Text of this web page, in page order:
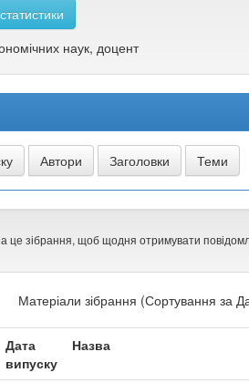
наук, доцент
це зібрання, щоб щодня отримувати
Матеріали зібрання (Сортування за
Дата
випуску
Назва